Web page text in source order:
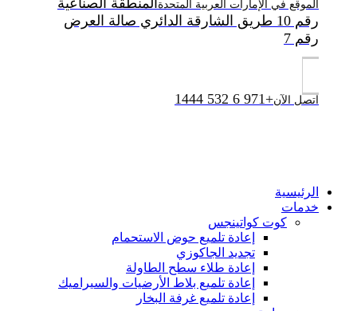
الموقع في الإمارات العربية المتحدة المنطقة الصناعية
رقم 10 طريق الشارقة الدائري صالة العرض
رقم 7
اتصل الآن+971 6 532 1444
الرئيسية
خدمات
كوت كواتينجس
إعادة تلميع حوض الاستحمام
تجديد الجاكوزي
إعادة طلاء سطح الطاولة
إعادة تلميع بلاط الأرضيات والسيراميك
إعادة تلميع غرفة البخار